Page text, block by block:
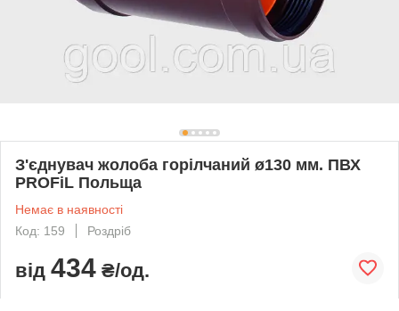
З'єднувач жолоба горілчаний ø130 мм. ПВХ
PROFiL Польща
Немає в наявності
Код: 159
Роздріб
від 434 ₴/од.